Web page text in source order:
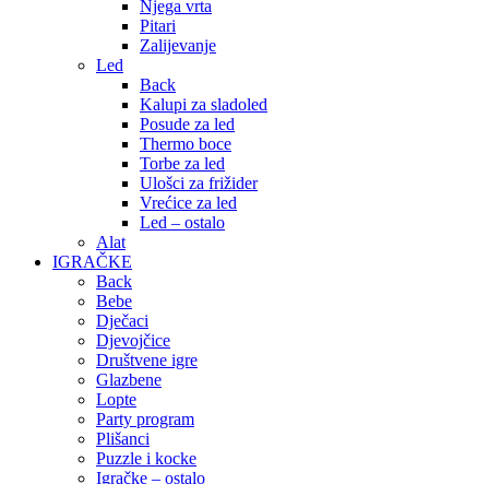
Njega vrta
Pitari
Zalijevanje
Led
Back
Kalupi za sladoled
Posude za led
Thermo boce
Torbe za led
Ulošci za frižider
Vrećice za led
Led – ostalo
Alat
IGRAČKE
Back
Bebe
Dječaci
Djevojčice
Društvene igre
Glazbene
Lopte
Party program
Plišanci
Puzzle i kocke
Igračke – ostalo